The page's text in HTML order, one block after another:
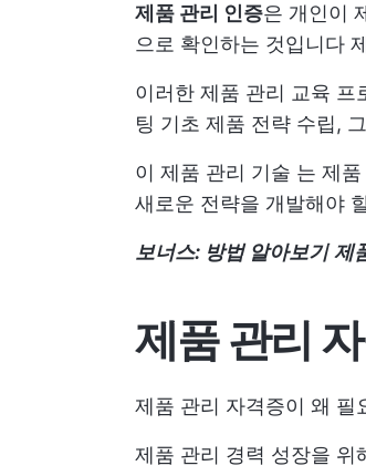
제품 관리 인증은 개인이
으로 확인하는 것입니다
이러한 제품 관리 교육 프
팅 기초 제품 전략 수립,
이 제품 관리 기술 는 제
새로운 전략을 개발해야
보너스: 방법 알아보기 제
제품 관리
제품 관리 자격증이 왜 필
제품 관리 경력 성장을 위